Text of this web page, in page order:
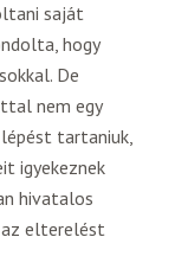
saját
hogy
De
nem egy
tartaniuk,
igyekeznek
hivatalos
elterelést